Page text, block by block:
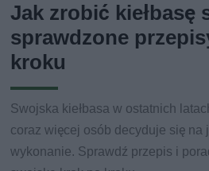
Jak zrobić kiełbasę
sprawdzone
kroku
Swojska kiełbasa w ostatnich
coraz więcej osób decyduje się na
wykonanie. Sprawdź przepis i